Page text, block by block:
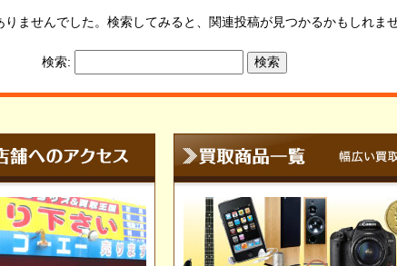
ませんでした。検索してみると、関連投稿が見つかるかもしれませ
検索: